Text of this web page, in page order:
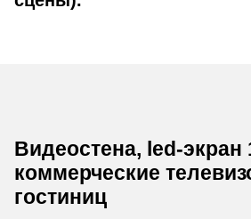
Видеостена, led-экран
коммерческие
гостиниц